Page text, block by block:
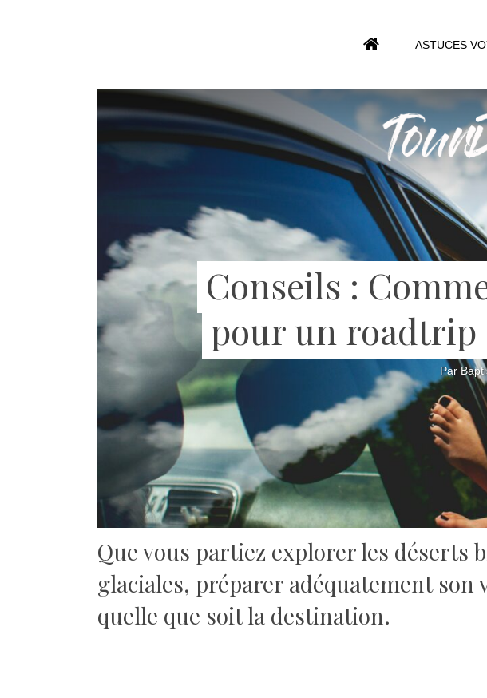
ASTUCES
Conseils :
pour un roadtrip
Par
Que vous partiez explorer les déserts
glaciales, préparer adéquatement
quelle que soit la destination.